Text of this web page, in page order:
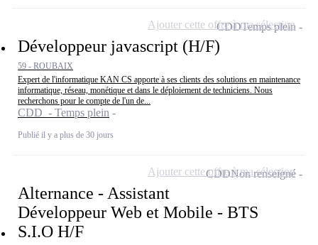
Développeur javascript (H/F)
59 - ROUBAIX
Expert de l'informatique KAN CS apporte à ses clients des solutions en maintenance
informatique, réseau, monétique et dans le déploiement de techniciens. Nous
recherchons pour le compte de l'un de...
CDD - Temps plein
Publié il y a plus de 30 jours
CDDTemps plein
Ajouter cette offre à ma sélection
Alternance - Assistant
Développeur Web et Mobile - BTS
S.I.O H/F
CDDNon renseigné
Ajouter cette offre à ma sélection